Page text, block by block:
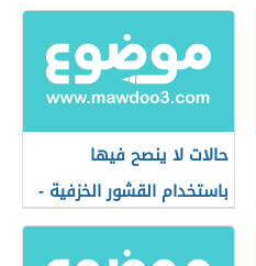
حالات لا ينصح فيها
باستخدام القشور الخزفية -
فيديو